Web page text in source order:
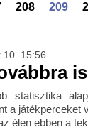
208 209
10. 15:56
statisztika
a játékperceket
élen ebben a